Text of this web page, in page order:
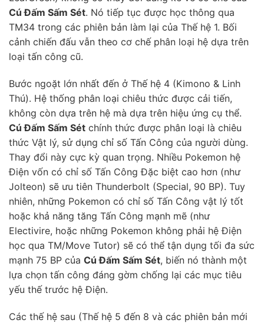
Cú Đấm Sấm Sét. Nó tiếp tục được học thông qua
TM34 trong các phiên bản làm lại của Thế hệ 1. Bối
cảnh chiến đấu vẫn theo cơ chế phân loại hệ dựa trên
loại tấn công cũ.
Bước ngoặt lớn nhất đến ở Thế hệ 4 (Kimono & Linh
Thú). Hệ thống phân loại chiêu thức được cải tiến,
không còn dựa trên hệ mà dựa trên hiệu ứng cụ thể.
Cú Đấm Sấm Sét chính thức được phân loại là chiêu
thức Vật lý, sử dụng chỉ số Tấn Công của người dùng.
Thay đổi này cực kỳ quan trọng. Nhiều Pokemon hệ
Điện vốn có chỉ số Tấn Công Đặc biệt cao hơn (như
Jolteon) sẽ ưu tiên Thunderbolt (Special, 90 BP). Tuy
nhiên, những Pokemon có chỉ số Tấn Công vật lý tốt
hoặc khả năng tăng Tấn Công mạnh mẽ (như
Electivire, hoặc những Pokemon không phải hệ Điện
học qua TM/Move Tutor) sẽ có thể tận dụng tối đa sức
mạnh 75 BP của Cú Đấm Sấm Sét, biến nó thành một
lựa chọn tấn công đáng gờm chống lại các mục tiêu
yếu thế trước hệ Điện.
Các thế hệ sau (Thế hệ 5 đến 8 và các phiên bản mới